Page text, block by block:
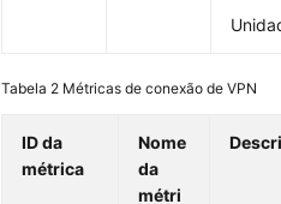
Tabela 2 Métricas de conexão de VPN
ID da
métrica
Nome
da
métri